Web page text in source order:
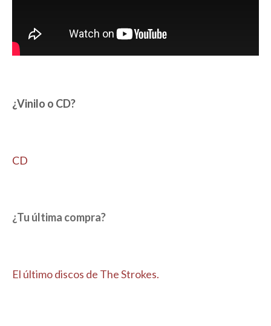
¿Vinilo o CD?
CD
¿Tu última compra?
El último discos de The Strokes.